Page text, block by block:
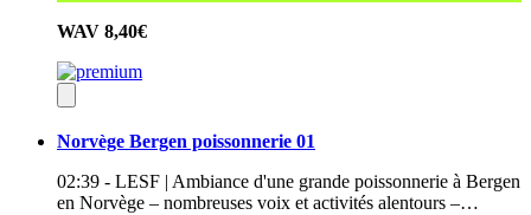
WAV 8,40€
Norvège Bergen poissonnerie 01
02:39 - LESF | Ambiance d'une grande poissonnerie à Bergen
en Norvège – nombreuses voix et activités alentours –…